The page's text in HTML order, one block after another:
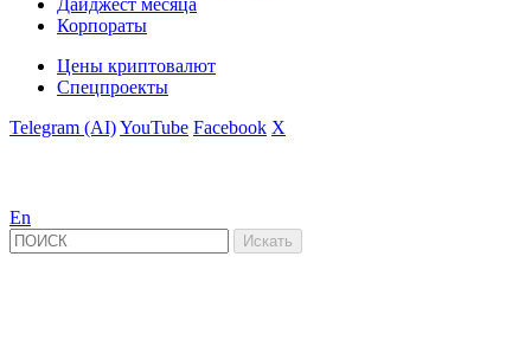
Дайджест месяца
Корпораты
Цены криптовалют
Спецпроекты
Telegram (AI)YouTube Facebook X
En